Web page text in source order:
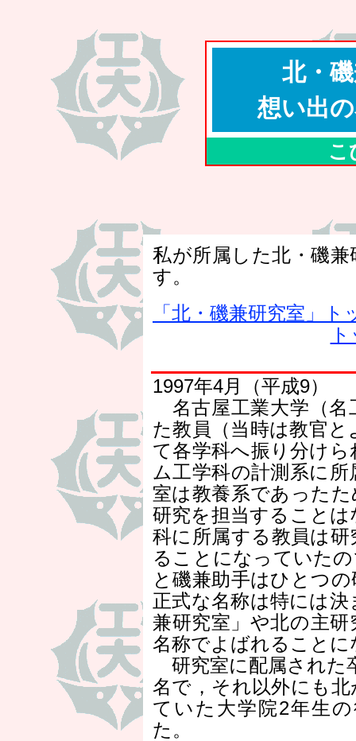
北・
想い出
こ
私が所属した北・磯
す。
「北・磯兼研究室」ト
1997年4月（平成9）
名古屋工業大学（名
た教員（当時は教官
て各学科へ振り分け
ム工学科の計測系に
室は教養系であった
研究を担当すること
科に所属する教員は
ることになっていた
と磯兼助手はひとつ
正式な名称は特には
兼研究室」や北の主
名称でよばれることに
研究室に配属された
名で，それ以外にも
ていた大学院2年生
た。